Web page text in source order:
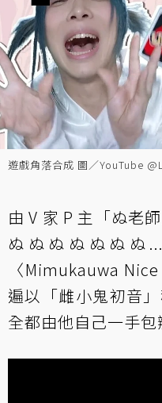
遊戲角落合成 圖／YouTube
由 V 家 P 主「ぬ老
ぬぬぬぬぬぬぬ
〈Mimukauwa
遍以「雌小鬼初音
全都由他自己一手包